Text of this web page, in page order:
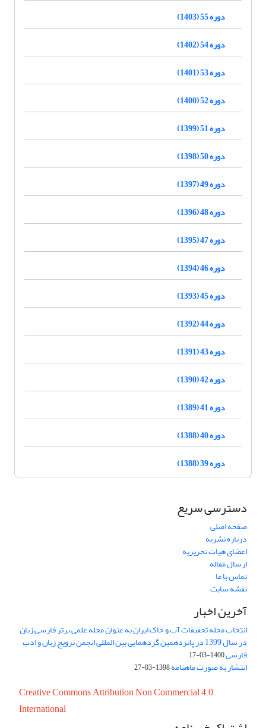
دوره 55 (1403)
دوره 54 (1402)
دوره 53 (1401)
دوره 52 (1400)
دوره 51 (1399)
دوره 50 (1398)
دوره 49 (1397)
دوره 48 (1396)
دوره 47 (1395)
دوره 46 (1394)
دوره 45 (1393)
دوره 44 (1392)
دوره 43 (1391)
دوره 42 (1390)
دوره 41 (1389)
دوره 40 (1388)
دوره 39 (1388)
دسترسی سریع
صفحه اصلی
درباره نشریه
اعضای هیات تحریریه
ارسال مقاله
تماس با ما
نقشه سایت
آخرین اخبار
انتخاب مجله تحقیقات آب و خاک ایران به عنوان مجله علمی برتر فارسی زبان
در سال 1399 در پانزدهمین گردهمایی بین المللی انجمن ترویج زبان و ادب
فارسی1400-03-17
انتشار به صورت ماهنامه1398-03-27
Creative Commons Attribution Non Commercial 4.0
International